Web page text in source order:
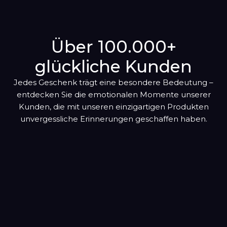
Jungfrau
Waage
Skorpion
23. Oktober – 21. November
Warenkorb
hinzugefügtÜber 100.000+
glückliche Kunden
Jedes Geschenk trägt eine besondere Bedeutung –
entdecken Sie die emotionalen Momente unserer
Kunden, die mit unseren einzigartigen Produkten
unvergessliche Erinnerungen geschaffen haben.